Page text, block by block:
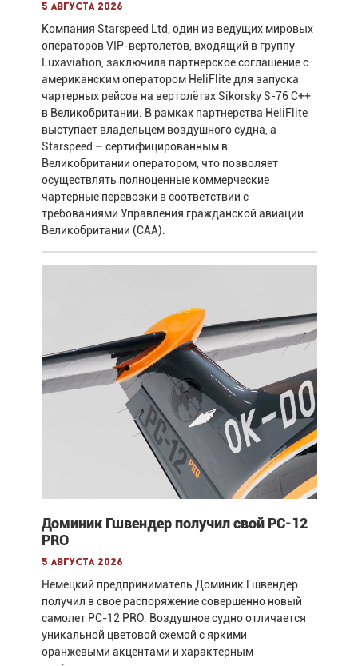
5 августа 2026
Компания Starspeed Ltd, один из ведущих мировых
операторов VIP-вертолетов, входящий в группу
Luxaviation, заключила партнёрское соглашение с
американским оператором HeliFlite для запуска
чартерных рейсов на вертолётах Sikorsky S-76 C++
в Великобритании. В рамках партнерства HeliFlite
выступает владельцем воздушного судна, а
Starspeed – сертифицированным в
Великобритании оператором, что позволяет
осуществлять полноценные коммерческие
чартерные перевозки в соответствии с
требованиями Управления гражданской авиации
Великобритании (CAA).
Доминик Гшвендер получил свой PC-12
PRO
5 августа 2026
Немецкий предприниматель Доминик Гшвендер
получил в свое распоряжение совершенно новый
самолет PC-12 PRO. Воздушное судно отличается
уникальной цветовой схемой с яркими
оранжевыми акцентами и характерным